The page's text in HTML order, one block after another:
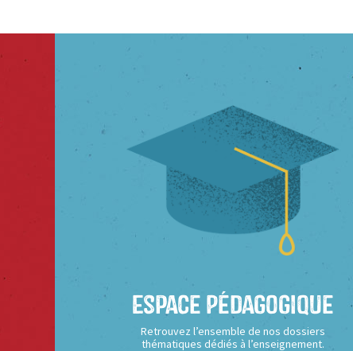
Espace Pédagogique
Retrouvez l’ensemble de nos dossiers
thématiques dédiés à l’enseignement.